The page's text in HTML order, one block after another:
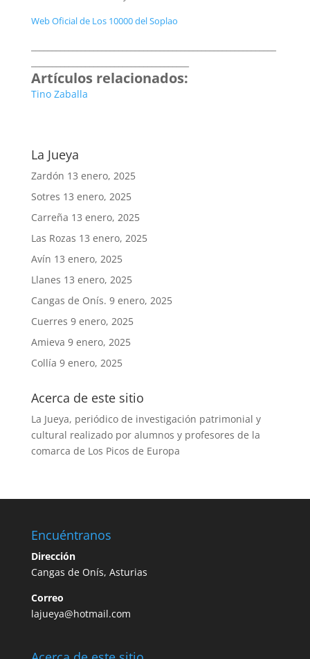
Web Oficial de Los 10000 del Soplao
Artículos relacionados:
Tino Zaballa
La Jueya
Zardón 13 enero, 2025
Sotres 13 enero, 2025
Carreña 13 enero, 2025
Las Rozas 13 enero, 2025
Avín 13 enero, 2025
Llanes 13 enero, 2025
Cangas de Onís. 9 enero, 2025
Cuerres 9 enero, 2025
Amieva 9 enero, 2025
Collía 9 enero, 2025
Acerca de este sitio
La Jueya, periódico de investigación patrimonial y
cultural realizado por alumnos y profesores de la
comarca de Los Picos de Europa
Encuéntranos
Dirección
Cangas de Onís, Asturias
Correo
lajueya@hotmail.com